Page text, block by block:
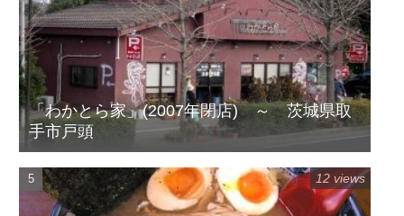
「わかとら家」(2007年閉店) ～ 茨城県取
手市戸頭
12 views